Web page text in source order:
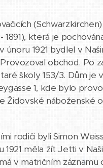
která je
1921 bydlel v
obchod. Po
školy 153/3. Dům je
1, kde bylo
náboženské
rodiči byli Simon Weiss
1921 měla žít Jetti v
v matričním